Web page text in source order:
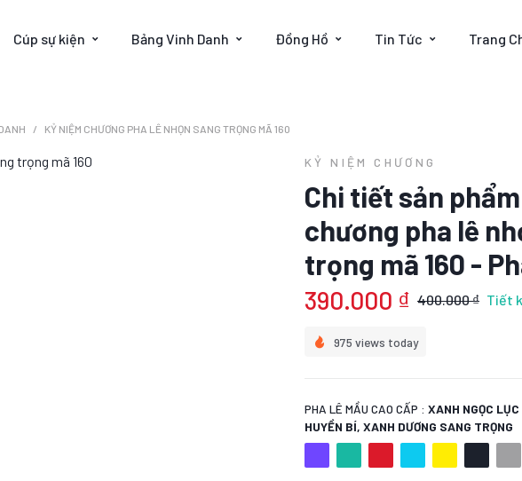
Cúp sự kiện Bảng Vinh Danh Đồng Hồ Tin Tức Trang
KỶ NIỆM CHƯƠNG PHA LÊ NHỌN SANG TRỌNG MÃ 160
KỶ NIỆM CHƯƠNG
Chi tiết sản
chương pha lê
trọng mã 160 -
390.000 ₫ 400.000 ₫ Tiết
975 views today
PHA LÊ MẦU CAO CẤP : XANH NGỌC
HUYỀN BÍ, XANH DƯƠNG SANG TRỌNG